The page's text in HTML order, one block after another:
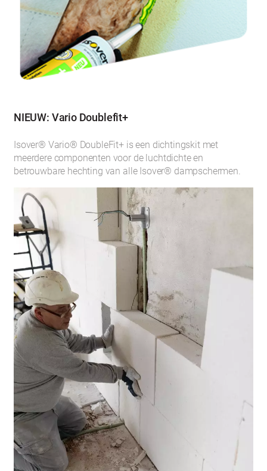
NIEUW: Vario Doublefit+
Isover® Vario® DoubleFit+ is een dichtingskit met
meerdere componenten voor de luchtdichte en
betrouwbare hechting van alle Isover® dampschermen.